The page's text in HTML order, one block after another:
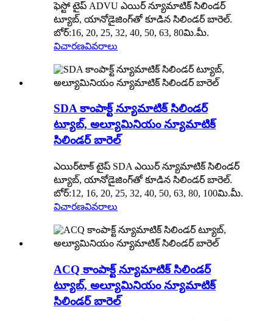
ఫెస్టో టైప్ ADVU ఎయిర్ న్యూమాటిక్ సిలిండర్
ట్యూబ్, యానోడైజింగ్‌తో కూడిన సిలిండర్ బారెల్.
బోర్:16, 20, 25, 32, 40, 50, 63, 80మి.మీ.
విచారణవివరాలు
SDA కాంపాక్ట్ న్యూమాటిక్ సిలిండర్
ట్యూబ్, అల్యూమినియం న్యూమాటిక్
సిలిండర్ బారెల్
ఎయిర్‌టాక్ టైప్ SDA ఎయిర్ న్యూమాటిక్ సిలిండర్
ట్యూబ్, యానోడైజింగ్‌తో కూడిన సిలిండర్ బారెల్.
బోర్:12, 16, 20, 25, 32, 40, 50, 63, 80, 100మి.మీ.
విచారణవివరాలు
ACQ కాంపాక్ట్ న్యూమాటిక్ సిలిండర్
ట్యూబ్, అల్యూమినియం న్యూమాటిక్
సిలిండర్ బారెల్